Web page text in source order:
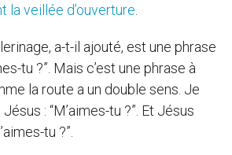
la veillée d’ouverture.
a-t-il ajouté, est une phrase
tu ?”. Mais c’est une phrase à
la route a un double sens. Je
: “M’aimes-tu ?”. Et Jésus
tu ?”.